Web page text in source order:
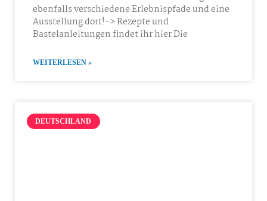
ebenfalls verschiedene Erlebnispfade und eine
Ausstellung dort!-> Rezepte und
Bastelanleitungen findet ihr hier Die
WEITERLESEN »
DEUTSCHLAND